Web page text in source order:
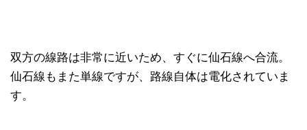
双方の線路は非常に近いため、すぐに仙石線へ合流。
仙石線もまた単線ですが、路線自体は電化されていま
す。